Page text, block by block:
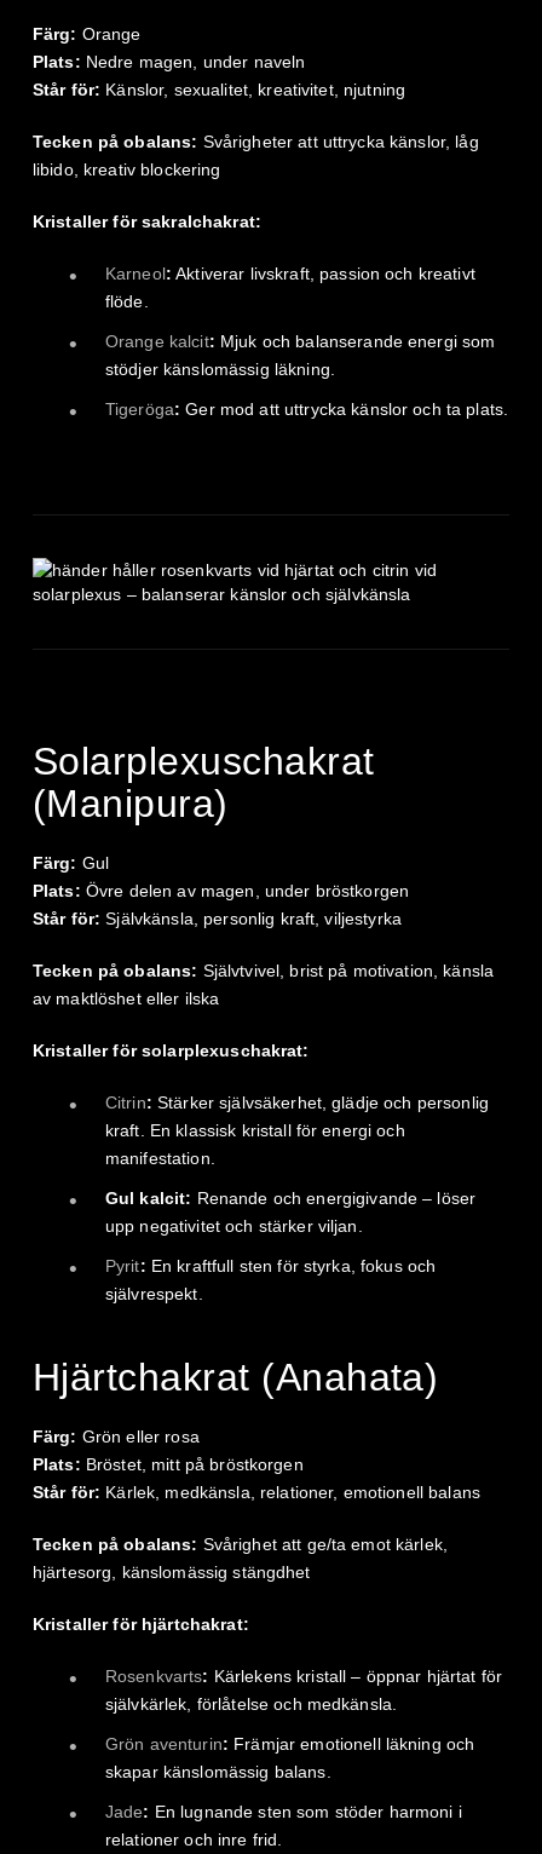
Färg: Orange
Plats: Nedre magen, under naveln
Står för: Känslor, sexualitet, kreativitet, njutning
Tecken på obalans: Svårigheter att uttrycka känslor, låg
libido, kreativ blockering
Kristaller för sakralchakrat:
Karneol: Aktiverar livskraft, passion och kreativt
flöde.
Orange kalcit: Mjuk och balanserande energi som
stödjer känslomässig läkning.
Tigeröga: Ger mod att uttrycka känslor och ta plats.
Solarplexuschakrat
(Manipura)
Färg: Gul
Plats: Övre delen av magen, under bröstkorgen
Står för: Självkänsla, personlig kraft, viljestyrka
Tecken på obalans: Självtvivel, brist på motivation, känsla
av maktlöshet eller ilska
Kristaller för solarplexuschakrat:
Citrin: Stärker självsäkerhet, glädje och personlig
kraft. En klassisk kristall för energi och
manifestation.
Gul kalcit: Renande och energigivande – löser
upp negativitet och stärker viljan.
Pyrit: En kraftfull sten för styrka, fokus och
självrespekt.
Hjärtchakrat (Anahata)
Färg: Grön eller rosa
Plats: Bröstet, mitt på bröstkorgen
Står för: Kärlek, medkänsla, relationer, emotionell balans
Tecken på obalans: Svårighet att ge/ta emot kärlek,
hjärtesorg, känslomässig stängdhet
Kristaller för hjärtchakrat:
Rosenkvarts: Kärlekens kristall – öppnar hjärtat för
självkärlek, förlåtelse och medkänsla.
Grön aventurin: Främjar emotionell läkning och
skapar känslomässig balans.
Jade: En lugnande sten som stöder harmoni i
relationer och inre frid.